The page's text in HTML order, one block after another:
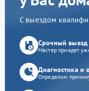
С выездом
Срочный выезд
Мастер приедет
Диагностика и
Определим